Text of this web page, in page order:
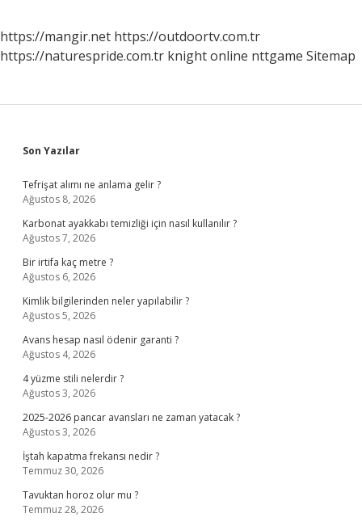
https://mangir.net https://outdoortv.com.tr
https://naturespride.com.tr knight online nttgame Sitemap
Sidebar
Son Yazılar
Tefrişat alımı ne anlama gelir ?
Ağustos 8, 2026
Karbonat ayakkabı temizliği için nasıl kullanılır ?
Ağustos 7, 2026
Bir irtifa kaç metre ?
Ağustos 6, 2026
Kimlik bilgilerinden neler yapılabilir ?
Ağustos 5, 2026
Avans hesap nasıl ödenir garanti ?
Ağustos 4, 2026
4 yüzme stili nelerdir ?
Ağustos 3, 2026
2025-2026 pancar avansları ne zaman yatacak ?
Ağustos 3, 2026
İştah kapatma frekansı nedir ?
Temmuz 30, 2026
Tavuktan horoz olur mu ?
Temmuz 28, 2026